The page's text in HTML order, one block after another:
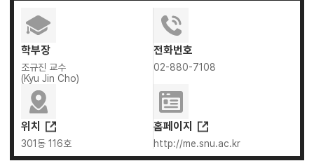
학부장
조규진 교수
(Kyu Jin Cho)
전화번호
02-880-7108
위치
301동 116호
홈페이지
http://me.snu.ac.kr